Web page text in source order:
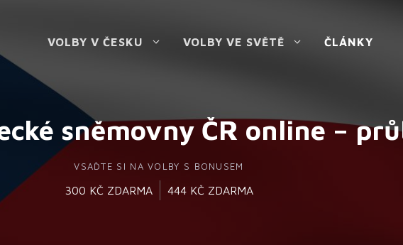
VOLBY V ČESKU VOLBY VE SVĚTĚ ČLÁNKY
sněmovny ČR online –
VSAĎTE SI NA VOLBY S BONUSEM
300 KČ ZDARMA 444 KČ ZDARMA